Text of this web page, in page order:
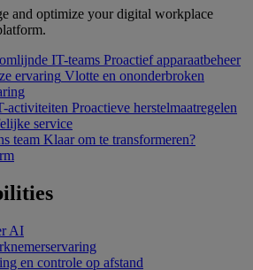
and optimize your digital workplace
IT-teams Proactief apparaatbeheer
ervaring Vlotte en ononderbroken
activiteiten Proactieve herstelmaatregelen
service
team Klaar om te transformeren?
AI
en controle op afstand